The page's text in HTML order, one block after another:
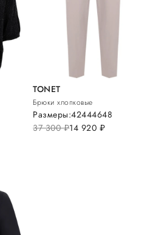
TONET
Брюки хлопковые
37 300руб.14 920 руб.
Размеры:42444648